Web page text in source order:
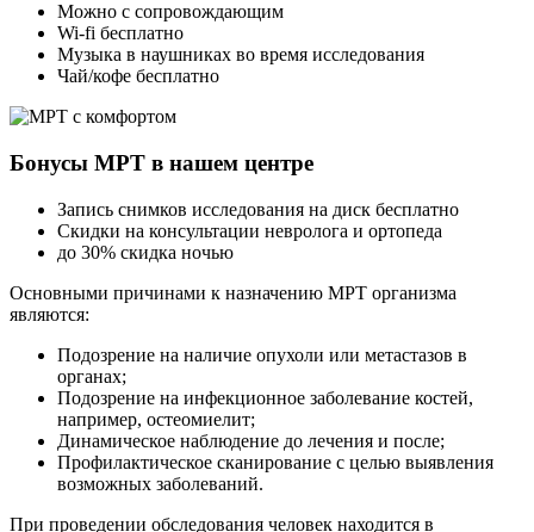
Можно с сопровождающим
Wi-fi бесплатно
Музыка в наушниках во время исследования
Чай/кофе бесплатно
Бонусы МРТ в нашем центре
Запись снимков исследования на диск бесплатно
Скидки на консультации невролога и ортопеда
до 30% скидка ночью
Основными причинами к назначению МРТ организма
являются:
Подозрение на наличие опухоли или метастазов в
органах;
Подозрение на инфекционное заболевание костей,
например, остеомиелит;
Динамическое наблюдение до лечения и после;
Профилактическое сканирование с целью выявления
возможных заболеваний.
При проведении обследования человек находится в